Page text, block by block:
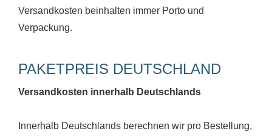
Versandkosten beinhalten immer Porto und
Verpackung.
PAKETPREIS DEUTSCHLAND
Versandkosten innerhalb Deutschlands
Innerhalb Deutschlands berechnen wir pro Bestellung,